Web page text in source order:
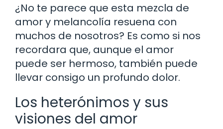
¿No te parece que esta mezcla de
amor y melancolía resuena con
muchos de nosotros? Es como si nos
recordara que, aunque el amor
puede ser hermoso, también puede
llevar consigo un profundo dolor.
Los heterónimos y sus
visiones del amor